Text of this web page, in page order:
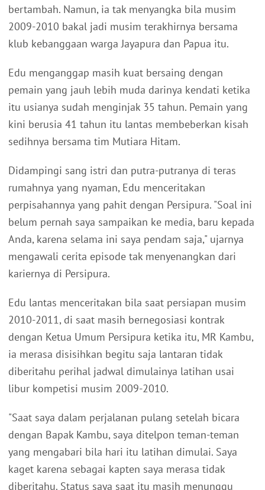
bertambah. Namun, ia tak menyangka bila musim
2009-2010 bakal jadi musim terakhirnya bersama
klub kebanggaan warga Jayapura dan Papua itu.
Edu menganggap masih kuat bersaing dengan
pemain yang jauh lebih muda darinya kendati ketika
itu usianya sudah menginjak 35 tahun. Pemain yang
kini berusia 41 tahun itu lantas membeberkan kisah
sedihnya bersama tim Mutiara Hitam.
Didampingi sang istri dan putra-putranya di teras
rumahnya yang nyaman, Edu menceritakan
perpisahannya yang pahit dengan Persipura. "Soal ini
belum pernah saya sampaikan ke media, baru kepada
Anda, karena selama ini saya pendam saja," ujarnya
mengawali cerita episode tak menyenangkan dari
kariernya di Persipura.
Edu lantas menceritakan bila saat persiapan musim
2010-2011, di saat masih bernegosiasi kontrak
dengan Ketua Umum Persipura ketika itu, MR Kambu,
ia merasa disisihkan begitu saja lantaran tidak
diberitahu perihal jadwal dimulainya latihan usai
libur kompetisi musim 2009-2010.
"Saat saya dalam perjalanan pulang setelah bicara
dengan Bapak Kambu, saya ditelpon teman-teman
yang mengabari bila hari itu latihan dimulai. Saya
kaget karena sebagai kapten saya merasa tidak
diberitahu. Status saya saat itu masih menunggu